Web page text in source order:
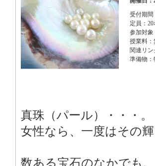
受付期
定員：20
参加対象
授業料
関連リン
準備物：
真珠（パール）・・・。
女性なら、一度はその
数ある宝石のなかでも